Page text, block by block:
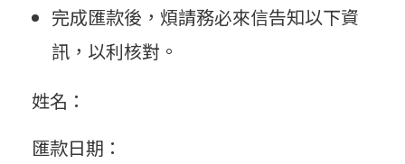
完成匯款後，煩請務必來信告知以下資
訊，以利核對。
姓名：
匯款日期：